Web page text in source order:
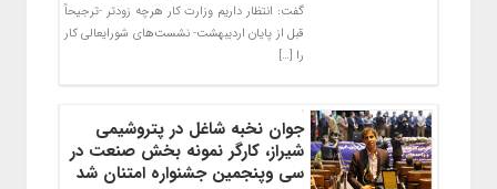
گفت: انتظار داریم وزارت کار هرچه زودتر -ترجیحاً
قبل از پایان اردیبهشت- نشست‌های شورایعالی کار
را […]
جوان نخبه شاغل در پتروشیمی
شیراز، کارگر نمونه بخش صنعت در
سی ‌و‌پنجمین جشنواره امتنان شد